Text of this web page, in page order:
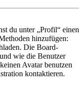
du unter „Profil“ einen
hinzufügen:
Die Board-
wie die Benutzer
Avatar benutzen
kontaktieren.